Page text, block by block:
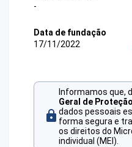
-
Data de fundação
17/11/2022
Informamos que,
Geral de
dados pessoais
forma segura e
os direitos do
individual (MEI).